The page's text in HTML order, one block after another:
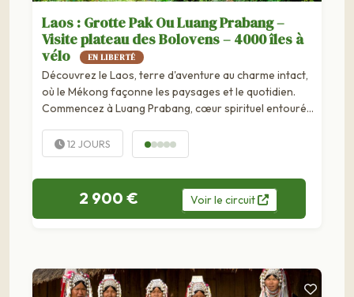
Laos : Grotte Pak Ou Luang Prabang –
Visite plateau des Bolovens – 4000 îles à
vélo
EN LIBERTÉ
Découvrez le Laos, terre d'aventure au charme intact,
où le Mékong façonne les paysages et le quotidien.
Commencez à Luang Prabang, cœur spirituel entouré
12 JOURS
2 900 € Voirle circuit